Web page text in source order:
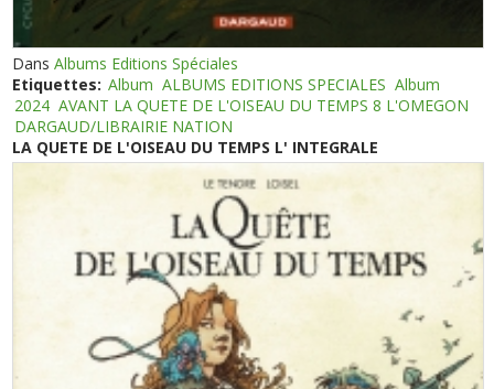
DansAlbums Editions Spéciales
Etiquettes: Album ALBUMS EDITIONS SPECIALES Album
2024 AVANT LA QUETE DE L'OISEAU DU TEMPS 8 L'OMEGON
DARGAUD/LIBRAIRIE NATION
LA QUETE DE L'OISEAU DU TEMPS L' INTEGRALE